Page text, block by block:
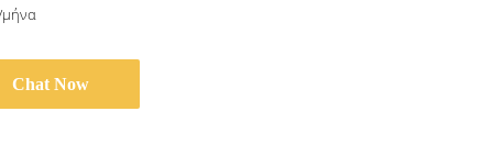
μήνα
Chat Now